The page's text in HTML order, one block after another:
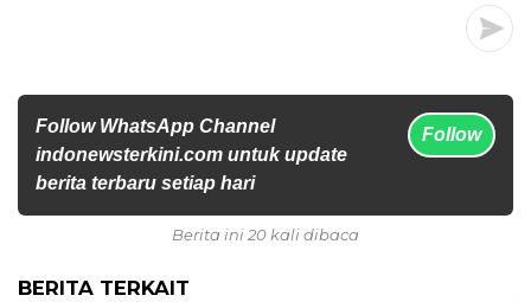
Follow WhatsApp Channel
indonewsterkini.com untuk update
berita terbaru setiap hari
Follow
Berita ini 20 kali dibaca
BERITA TERKAIT